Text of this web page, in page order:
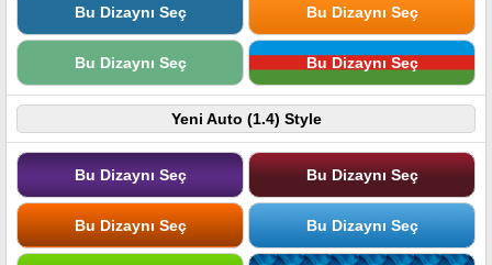
Bu Dizaynı Seç Bu Dizaynı Seç
Bu Dizaynı Seç Bu Dizaynı Seç
Yeni Auto (1.4) Style
Bu Dizaynı Seç Bu Dizaynı Seç
Bu Dizaynı Seç Bu Dizaynı Seç